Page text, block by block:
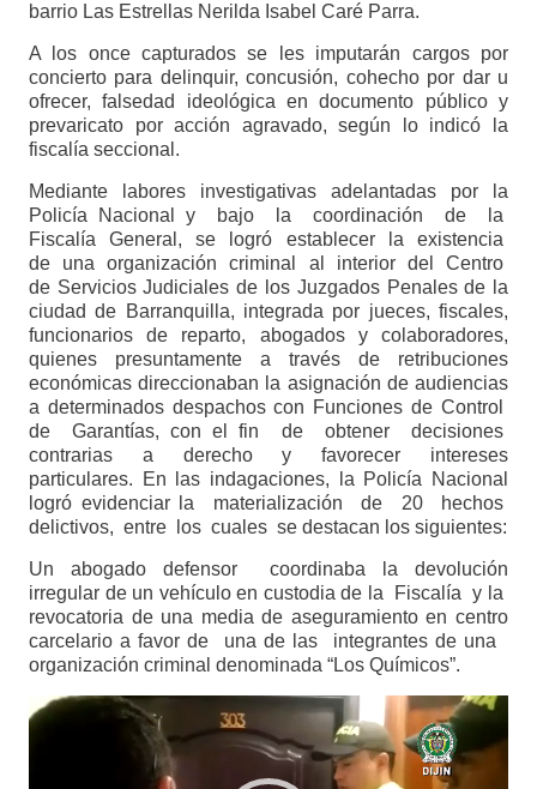
barrio Las Estrellas Nerilda Isabel Caré Parra.
A los once capturados se les imputarán cargos por
concierto para delinquir, concusión, cohecho por dar u
ofrecer, falsedad ideológica en documento público y
prevaricato por acción agravado, según lo indicó la
fiscalía seccional.
Mediante labores investigativas adelantadas por la
Policía Nacional y bajo la coordinación de la
Fiscalía General, se logró establecer la existencia
de una organización criminal al interior del Centro
de Servicios Judiciales de los Juzgados Penales de la
ciudad de Barranquilla, integrada por jueces, fiscales,
funcionarios de reparto, abogados y colaboradores,
quienes presuntamente a través de retribuciones
económicas direccionaban la asignación de audiencias
a determinados despachos con Funciones de Control
de Garantías, con el fin de obtener decisiones
contrarias a derecho y favorecer intereses
particulares. En las indagaciones, la Policía Nacional
logró evidenciar la materialización de 20 hechos
delictivos, entre los cuales se destacan los siguientes:
Un abogado defensor coordinaba la devolución
irregular de un vehículo en custodia de la Fiscalía y la
revocatoria de una media de aseguramiento en centro
carcelario a favor de una de las integrantes de una
organización criminal denominada “Los Químicos”.
Reproductor
de